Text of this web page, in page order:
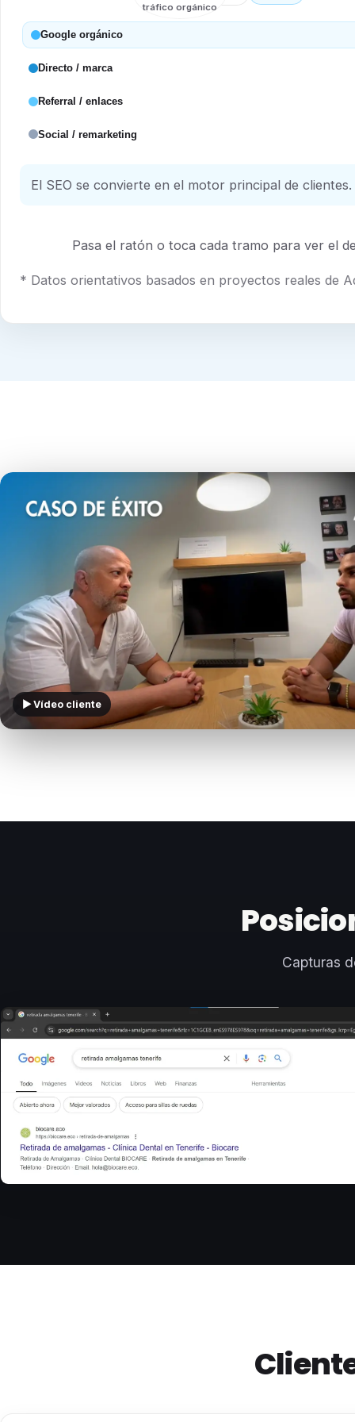
tráfico orgánico
Google orgánico
Directo / marca
Referral / enlaces
Social / remarketing
El SEO se convierte en el motor principal de clientes.
Pasa el ratón o toca cada tramo para ver el
* Datos orientativos basados en proyectos reales de
▶ Vídeo cliente
Capturas